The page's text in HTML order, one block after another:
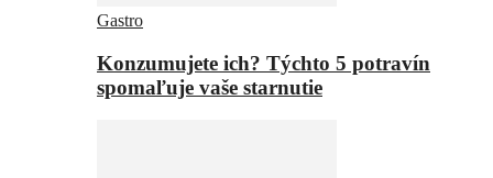
Gastro
Konzumujete ich? Týchto 5 potravín
spomaľuje vaše starnutie